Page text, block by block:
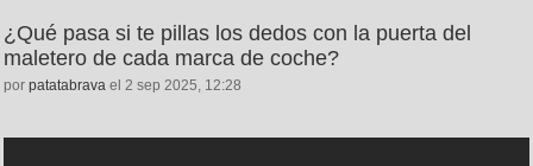
¿Qué pasa si te pillas los dedos con la puerta del
maletero de cada marca de coche?
por patatabrava el 2 sep 2025, 12:28